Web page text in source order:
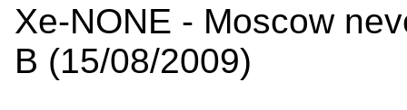
Xe-NONE - Moscow
B (15/08/2009)